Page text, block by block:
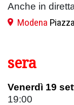
Anche in
Modena
sera
Venerdì 19
19:00